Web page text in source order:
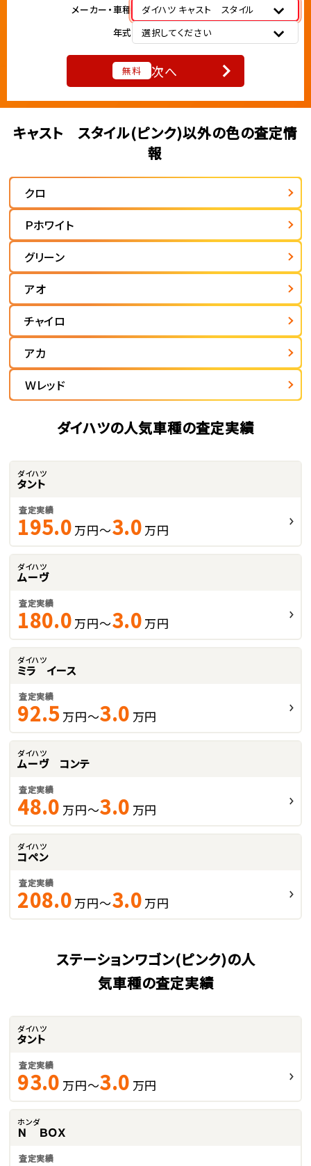
メーカー・車種
ダイハツ キャスト スタイル
年式
選択してください
無料 次へ
キャスト スタイル(ピンク)以外の色の査定情
報
クロ
Ｐホワイト
グリーン
アオ
チャイロ
アカ
Ｗレッド
ダイハツの人気車種の査定実績
ダイハツ
タント
査定実績
195.0 万円～3.0 万円
ダイハツ
ムーヴ
査定実績
180.0 万円～3.0 万円
ダイハツ
ミラ イース
査定実績
92.5 万円～3.0 万円
ダイハツ
ムーヴ コンテ
査定実績
48.0 万円～3.0 万円
ダイハツ
コペン
査定実績
208.0 万円～3.0 万円
ステーションワゴン(ピンク)の人
気車種の査定実績
ダイハツ
タント
査定実績
93.0 万円～3.0 万円
ホンダ
Ｎ ＢＯＸ
査定実績